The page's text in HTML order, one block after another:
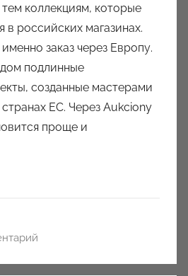
о
м
a
u
c
тем коллекциям, которые
в российских магазинах.
заказ через Европу.
подлинные
созданные мастерами
ЕС. Через Aukciony
проще и